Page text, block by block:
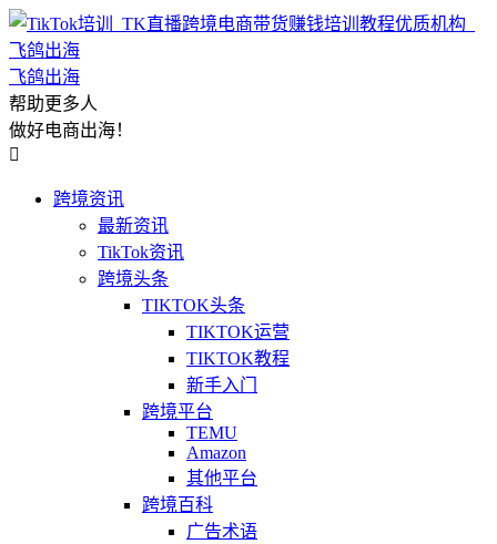
飞鸽出海
帮助更多人
做好电商出海！

跨境资讯
最新资讯
TikTok资讯
跨境头条
TIKTOK头条
TIKTOK运营
TIKTOK教程
新手入门
跨境平台
TEMU
Amazon
其他平台
跨境百科
广告术语